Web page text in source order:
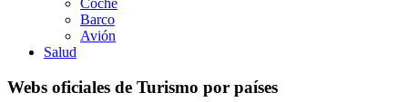
Barco
Avión
Salud
Webs oficiales de Turismo por países